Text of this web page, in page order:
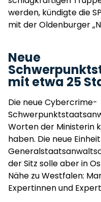
werden, kündigte die
mit der Oldenburger
Neue
mit etwa 25
Die neue Cybercrime-
Worten der Ministerin
haben. Die neue
der Sitz solle aber in
Nähe zu Westfalen:
Expertinnen und